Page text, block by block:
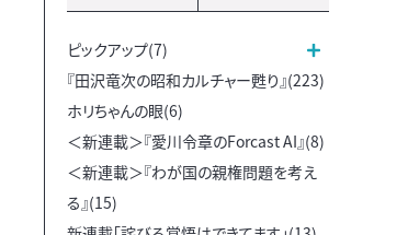
ピックアップ(7)
『田沢竜次の昭和カルチャー甦り』(223)
ホリちゃんの眼(6)
＜新連載＞『愛川令章のForcast AI』(8)
＜新連載＞『わが国の親権問題を考え
る』(15)